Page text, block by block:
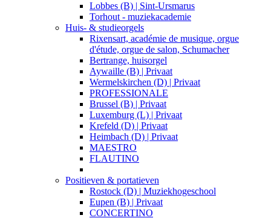
Lobbes (B) | Sint-Ursmarus
Torhout - muziekacademie
Huis- & studieorgels
Rixensart, académie de musique, orgue
d'étude, orgue de salon, Schumacher
Bertrange, huisorgel
Aywaille (B) | Privaat
Wermelskirchen (D) | Privaat
PROFESSIONALE
Brussel (B) | Privaat
Luxemburg (L) | Privaat
Krefeld (D) | Privaat
Heimbach (D) | Privaat
MAESTRO
FLAUTINO
Positieven & portatieven
Rostock (D) | Muziekhogeschool
Eupen (B) | Privaat
CONCERTINO